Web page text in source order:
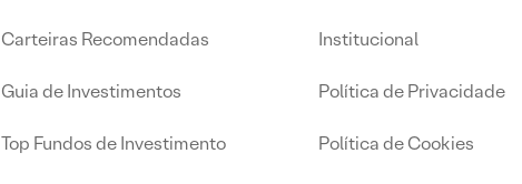
Carteiras Recomendadas
Guia de Investimentos
Top Fundos de Investimento
Institucional
Política de Privacidade
Política de Cookies